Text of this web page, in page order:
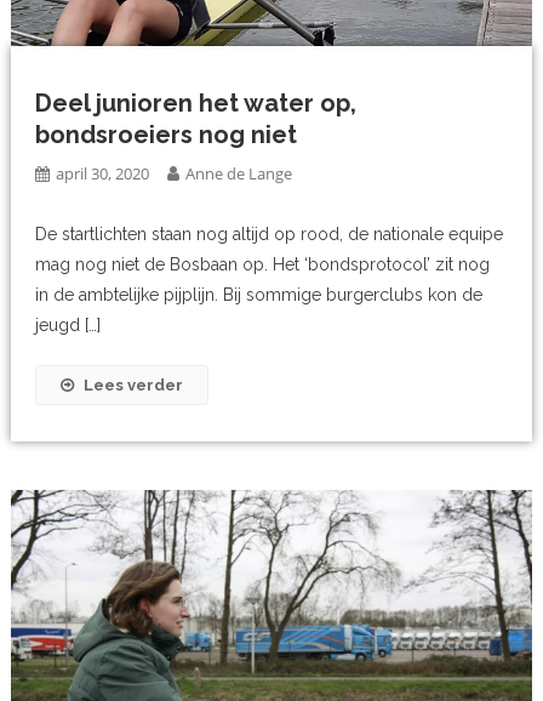
Deel junioren het water op,
bondsroeiers nog niet
april 30, 2020 Anne de Lange
De startlichten staan nog altijd op rood, de nationale equipe
mag nog niet de Bosbaan op. Het ‘bondsprotocol’ zit nog
in de ambtelijke pijplijn. Bij sommige burgerclubs kon de
jeugd […]
Lees verder